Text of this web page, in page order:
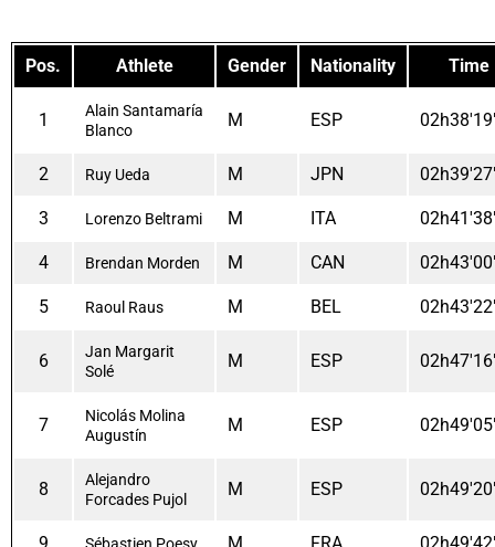
Pos. Athlete Gender Nationality Time
1
Alain Santamaría
Blanco
M ESP
2 Ruy Ueda M JPN
3 Lorenzo Beltrami M ITA
4 Brendan Morden M CAN
5 Raoul Raus M BEL
6
Jan Margarit
Solé
M ESP
7
Nicolás Molina
Augustín
M ESP
8
Alejandro
Forcades Pujol
M ESP
Sébastien Poesy